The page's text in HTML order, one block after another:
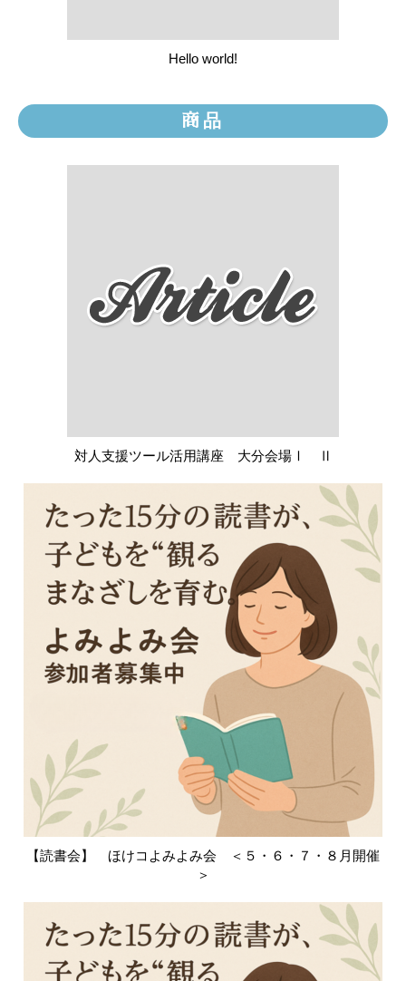
Hello world!
商品
対人支援ツール活用講座 大分会場Ⅰ Ⅱ
【読書会】 ほけコよみよみ会 ＜５・６・７・８月開催
＞